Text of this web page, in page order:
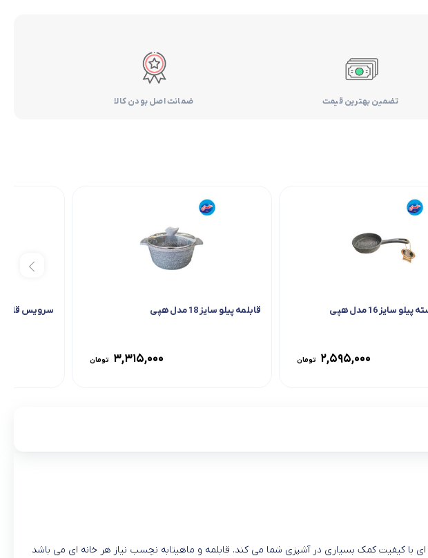
تضمین بهترین قیمت ضمانت اصل بودن کالا
سایز 16 مدل هپی
۲,۵۹۵,۰۰۰ تومان
قابلمه پیلو سایز 18 مدل هپی
۳,۳۱۵,۰۰۰ تومان
سرویس قابلمه
قابلمه ای با کیفیت کمک بسیاری در آشپزی شما می کند. قابلمه و ماهیتابه نچسب نیاز هر خانه ای می باشد